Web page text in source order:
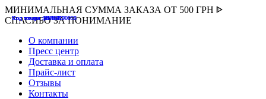
МИНИМАЛЬНАЯ СУММА ЗАКАЗА ОТ 500 ГРН ᐈ
СПАСИБО ЗА ПОНИМАНИЕ
О компании
Пресс центр
Доставка и оплата
Прайс-лист
Отзывы
Контакты
Код товара :507000
Код товара :HUK-K00058
Код товара :Т075177
Код товара :pnsv12
Код товара :HUK-K00072